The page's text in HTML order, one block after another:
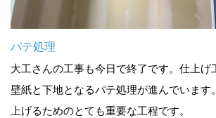
パテ処理
大工さんの工事も今日で終了です。仕上げ
壁紙と下地となるパテ処理が進んでいます
上げるためのとても重要な工程です。